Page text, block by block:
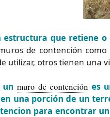
estructura que retiene
de contención
utilizar, otros tienen
un muro de contención es
una porción de un
para encontrar